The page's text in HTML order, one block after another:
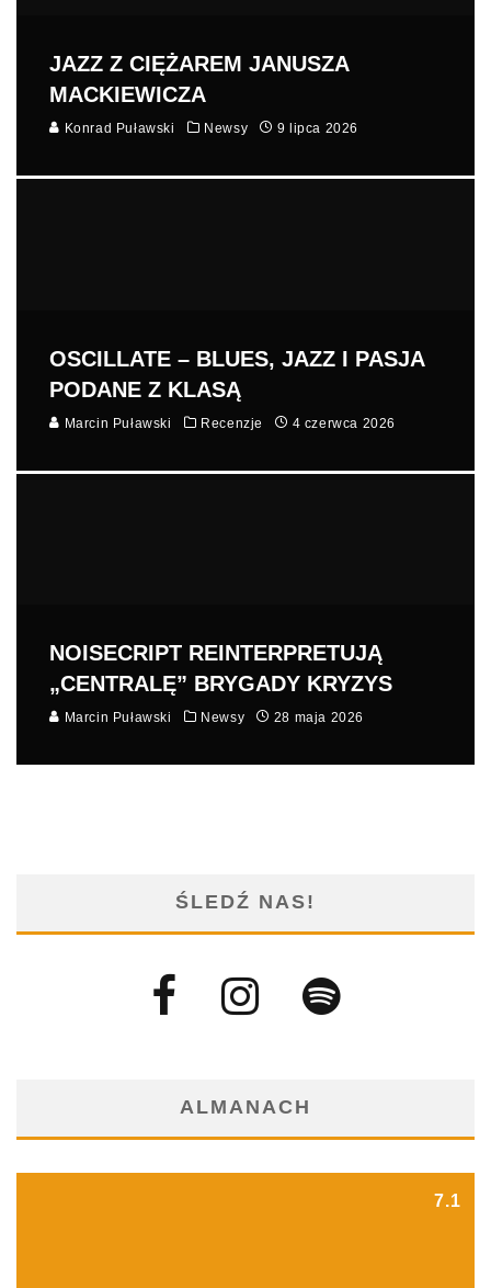
JAZZ Z CIĘŻAREM JANUSZA
MACKIEWICZA
Konrad Puławski Newsy 9 lipca 2026
OSCILLATE – BLUES, JAZZ I PASJA
PODANE Z KLASĄ
Marcin Puławski Recenzje 4 czerwca 2026
NOISECRIPT REINTERPRETUJĄ
„CENTRALĘ” BRYGADY KRYZYS
Marcin Puławski Newsy 28 maja 2026
ŚLEDŹ NAS!
ALMANACH
7.1